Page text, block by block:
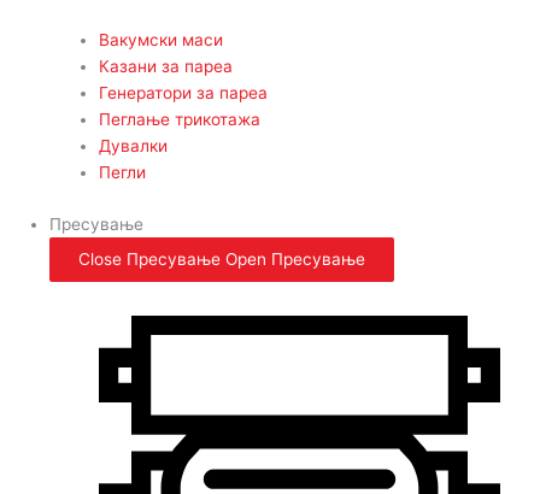
Вакумски маси
Казани за пареа
Генератори за пареа
Пеглање трикотажа
Дувалки
Пегли
Пресување
Close Пресување Open Пресување